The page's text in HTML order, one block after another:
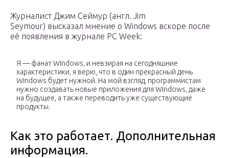
Журналист Джим Сеймур (англ. Jim
Seymour) высказал мнение о Windows вскоре после
её появления в журнале PC Week:
Я — фанат Windows, и невзирая на сегодняшние
характеристики, я верю, что в один прекрасный день
Windows будет нужной. На мой взгляд, программистам
нужно создавать новые приложения для Windows, даже
на будущее, а также переводить уже существующие
продукты.
Как это работает. Дополнительная
информация.